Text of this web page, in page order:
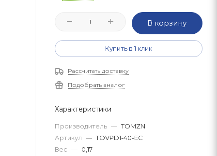
В корзину
Купить в 1 клик
Рассчитать доставку
Подобрать аналог
Характеристики
Производитель — TOMZN
Артикул — TOVPD1-40-EC
Вес — 0,17